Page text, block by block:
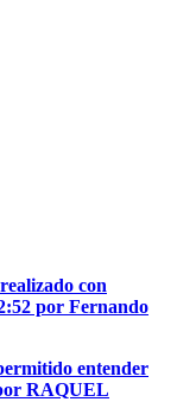
con
por Fernando
entender
RAQUEL